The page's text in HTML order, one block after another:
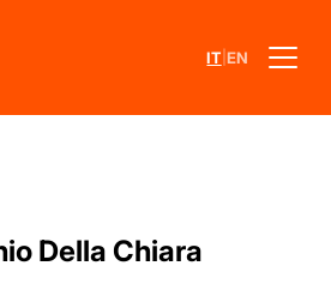
IT EN
Della Chiara